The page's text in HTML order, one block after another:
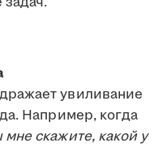
увиливание
Например, когда
скажите, какой у